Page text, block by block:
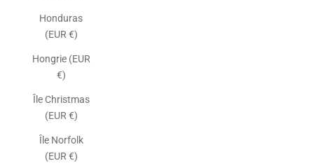
Honduras
(EUR €)
Hongrie (EUR
€)
Île Christmas
(EUR €)
Île Norfolk
(EUR €)